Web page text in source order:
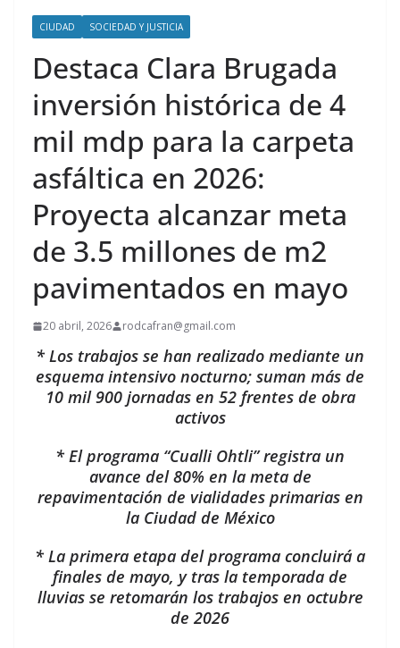
CIUDAD SOCIEDAD Y JUSTICIA
Destaca Clara Brugada
inversión histórica de 4
mil mdp para la carpeta
asfáltica en 2026:
Proyecta alcanzar meta
de 3.5 millones de m2
pavimentados en mayo
20 abril, 2026 rodcafran@gmail.com
* Los trabajos se han realizado mediante un
esquema intensivo nocturno; suman más de
10 mil 900 jornadas en 52 frentes de obra
activos
* El programa “Cualli Ohtli” registra un
avance del 80% en la meta de
repavimentación de vialidades primarias en
la Ciudad de México
* La primera etapa del programa concluirá a
finales de mayo, y tras la temporada de
lluvias se retomarán los trabajos en octubre
de 2026